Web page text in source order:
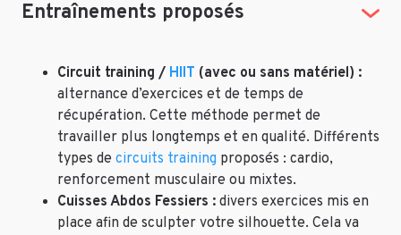
Entraînements proposés
Circuit training / HIIT (avec ou sans matériel) :
alternance d’exercices et de temps de
récupération. Cette méthode permet de
travailler plus longtemps et en qualité. Différents
types de circuits training proposés : cardio,
renforcement musculaire ou mixtes.
Cuisses Abdos Fessiers : divers exercices mis en
place afin de sculpter votre silhouette. Cela va